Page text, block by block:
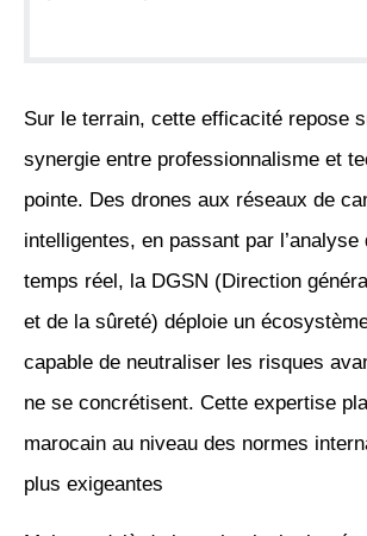
Sur le terrain, cette efficacité repose
synergie entre professionnalisme et
pointe. Des drones aux réseaux de
intelligentes, en passant par l’analyse
temps réel, la DGSN (Direction
et de la sûreté) déploie un
capable de neutraliser les risques
ne se concrétisent. Cette expertise
marocain au niveau des normes
plus exigeantes